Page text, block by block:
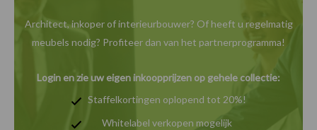
Architect, inkoper of interieurbouwer? Of heeft u regelmatig
meubels nodig? Profiteer dan van het partnerprogramma!
Login en zie uw eigen inkoopprijzen op gehele collectie:
Staffelkortingen oplopend tot 20%!
Whitelabel verkopen mogelijk